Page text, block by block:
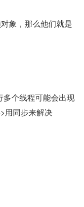
象，那么他们就是
多个线程可能会出现
用同步来解决